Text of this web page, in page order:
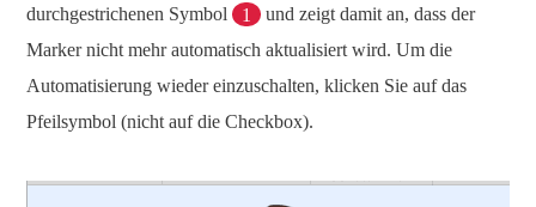
durchgestrichenen Symbol
1
und zeigt damit an, dass der
Marker nicht mehr automatisch aktualisiert wird. Um die
Automatisierung wieder einzuschalten, klicken Sie auf das
Pfeilsymbol (nicht auf die Checkbox).